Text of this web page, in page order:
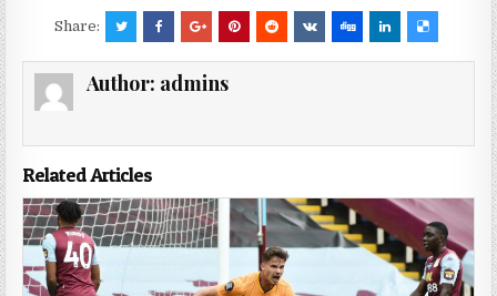
Share:
Author: admins
Related Articles